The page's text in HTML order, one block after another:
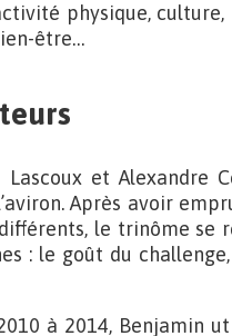
physique,
être…
Lascoux et Alexandre
Après avoir
le trinôme se
: le goût du
à 2014, Benjamin